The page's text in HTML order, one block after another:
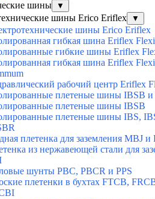
шины
▼
шины Erico Eriflex ▼
шины Erico Eriflex
гибкая шина Eriflex
гибкие шины Eriflex
гибкая шина Eriflex
рабочий центр Eriflex
плетеные шины IBSB
плетеные шины IBSB
плетеные шины IBS,
плетенка для заземления MBJ и
из нержавеющей стали для
шунты PBC, PBCR и PPS
плетенки в бухтах FTCB,